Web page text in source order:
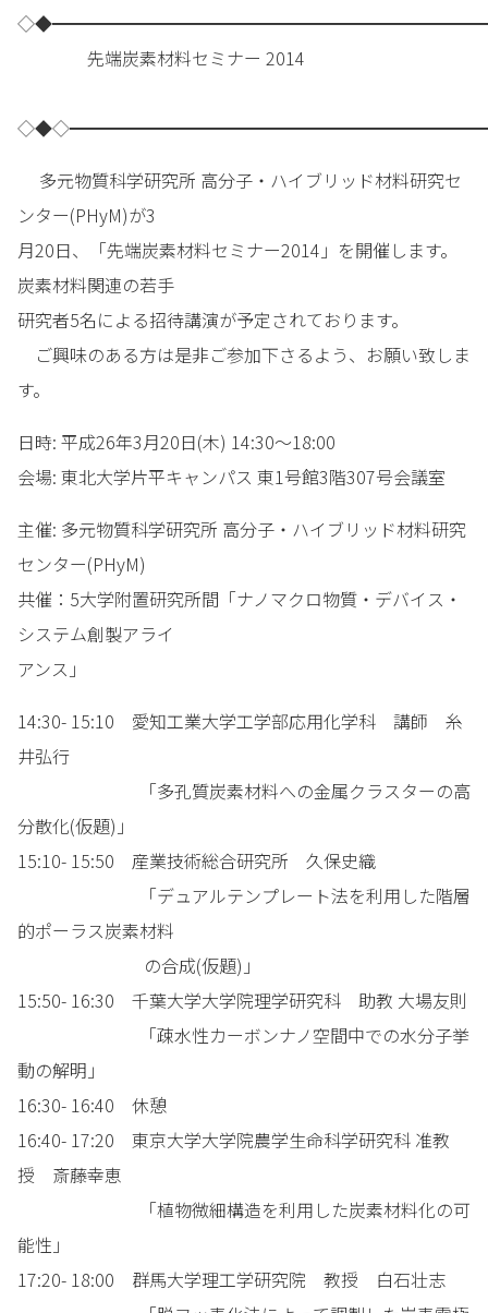
先端炭素材料セミナー 2014
多元物質科学研究所 高分子・ハイブリッド材料研究セ
ンター(PHyM)が3
月20日、「先端炭素材料セミナー2014」を開催します。
炭素材料関連の若手
研究者5名による招待講演が予定されております。
ご興味のある方は是非ご参加下さるよう、お願い致しま
す。
日時: 平成26年3月20日(木) 14:30～18:00
会場: 東北大学片平キャンパス 東1号館3階307号会議室
主催: 多元物質科学研究所 高分子・ハイブリッド材料研究
センター(PHyM)
共催：5大学附置研究所間「ナノマクロ物質・デバイス・
システム創製アライ
アンス」
14:30- 15:10 愛知工業大学工学部応用化学科 講師 糸
井弘行
「多孔質炭素材料への金属クラスターの高
分散化(仮題)」
15:10- 15:50 産業技術総合研究所 久保史織
「デュアルテンプレート法を利用した階層
的ポーラス炭素材料
の合成(仮題)」
15:50- 16:30 千葉大学大学院理学研究科 助教 大場友則
「疎水性カーボンナノ空間中での水分子挙
動の解明」
16:30- 16:40 休憩
16:40- 17:20 東京大学大学院農学生命科学研究科 准教
授 斎藤幸恵
「植物微細構造を利用した炭素材料化の可
能性」
17:20- 18:00 群馬大学理工学研究院 教授 白石壮志